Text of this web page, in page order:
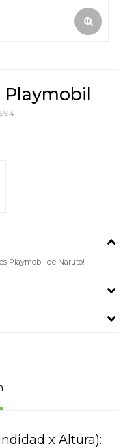
Playmobil
Playmobil de Naruto!
x Altura):